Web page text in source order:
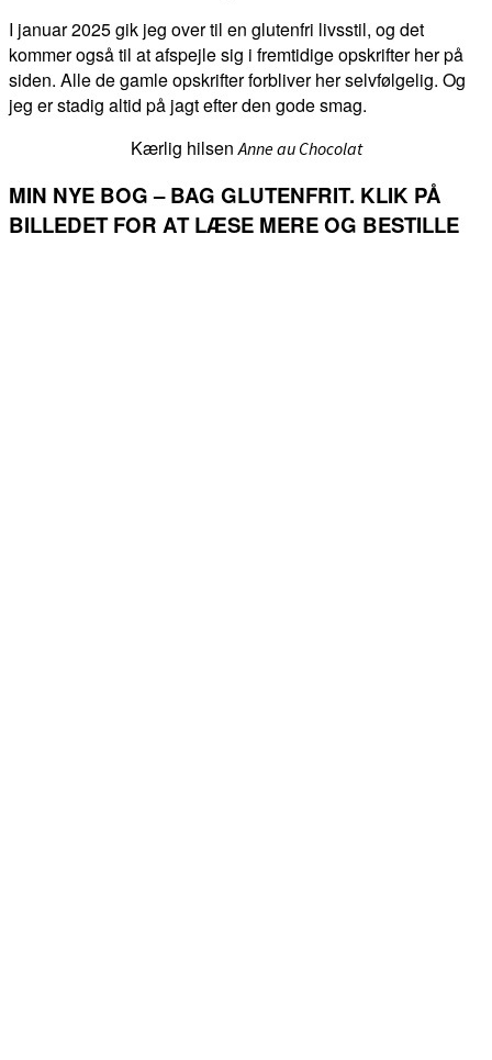
I januar 2025 gik jeg over til en glutenfri livsstil, og det
kommer også til at afspejle sig i fremtidige opskrifter her på
siden. Alle de gamle opskrifter forbliver her selvfølgelig. Og
jeg er stadig altid på jagt efter den gode smag.
Kærlig hilsenAnne au Chocolat
MIN NYE BOG – BAG GLUTENFRIT. KLIK PÅ
BILLEDET FOR AT LÆSE MERE OG BESTILLE